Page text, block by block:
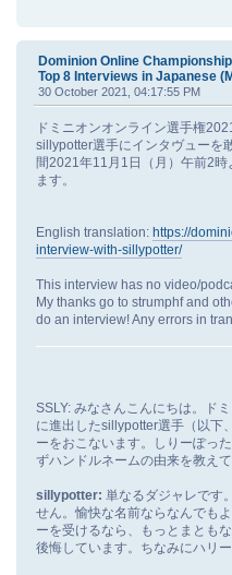
Dominion Online
Top 8 Interviews in Japanese
30 October 2021, 04:17:55 PM
ドミニオンオンライン選手権
sillypotter選手にインタヴューを
間2021年11月1日（月）午前2
ます。
English translation: https://
interview-with-sillypotter/
This interview has no video/
My thanks go to strumphf and
do an interview! Any errors in
SSLY: みなさんこんにちは。ド
に進出したsillypotter選手（以下
ーをおこないます。しりーぽっ
ずハンドルネームの由来を教えて
sillypotter: 単なるダジャレです
せん。愉快な名前ならなんでも
ーを受けるなら、もっとまとも
後悔しています。ちなみにハリ